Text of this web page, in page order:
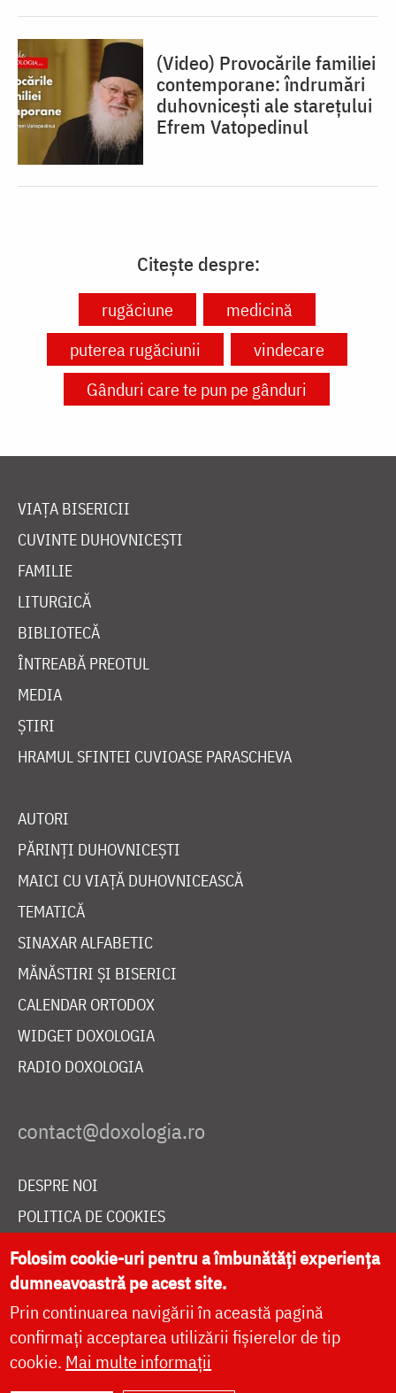
(Video) Provocările familiei
contemporane: îndrumări
duhovnicești ale starețului
Efrem Vatopedinul
Citește despre:
rugăciune
medicină
puterea rugăciunii
vindecare
Gânduri care te pun pe gânduri
VIAȚA BISERICII
CUVINTE DUHOVNICEȘTI
FAMILIE
LITURGICĂ
BIBLIOTECĂ
ÎNTREABĂ PREOTUL
MEDIA
ȘTIRI
HRAMUL SFINTEI CUVIOASE PARASCHEVA
AUTORI
PĂRINȚI DUHOVNICEȘTI
MAICI CU VIAȚĂ DUHOVNICEASCĂ
TEMATICĂ
SINAXAR ALFABETIC
MĂNĂSTIRI ȘI BISERICI
CALENDAR ORTODOX
WIDGET DOXOLOGIA
RADIO DOXOLOGIA
DESPRE NOI
POLITICA DE COOKIES
DONEAZĂ ONLINE PENTRU CATEDRALA NAȚIONALĂ
LIVE
Folosim cookie-uri pentru a îmbunătăți experiența
dumneavoastră pe acest site.
Prin continuarea navigării în această pagină
confirmați acceptarea utilizării fișierelor de tip
cookie. Mai multe informații